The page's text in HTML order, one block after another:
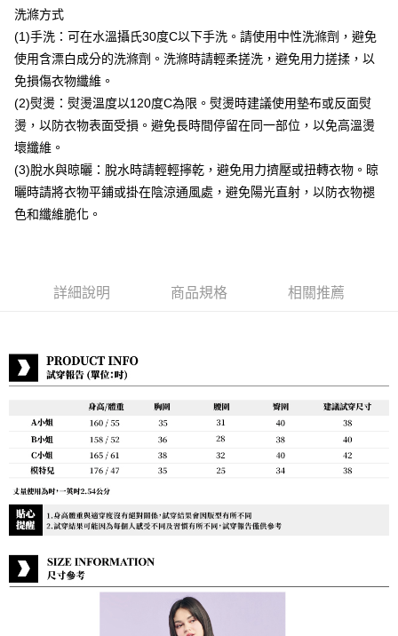
付款後7-11取貨
每筆NT$80，滿NT$888(含以上)免運費
宅配到府
貨到付款
每筆NT$80，滿NT$888(含以上)免運費
洗滌方式
(1)手洗：可在水溫攝氏30度C以下手洗。請使用中性洗滌劑，避免
使用含漂白成分的洗滌劑。洗滌時請輕柔搓洗，避免用力搓揉，以
免損傷衣物纖維。
(2)熨燙：熨燙溫度以120度C為限。熨燙時建議使用墊布或反面熨
燙，以防衣物表面受損。避免長時間停留在同一部位，以免高溫燙
壞纖維。
(3)脫水與晾曬：脫水時請輕輕擰乾，避免用力擠壓或扭轉衣物。晾
曬時請將衣物平鋪或掛在陰涼通風處，避免陽光直射，以防衣物褪
色和纖維脆化。
詳細說明 商品規格 相關推薦